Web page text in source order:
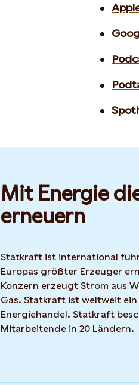
Mit Energie
erneuern
Statkraft ist international
Europas größter Erzeuger
Konzern erzeugt Strom aus
Gas. Statkraft ist weltweit
Energiehandel. Statkraft
Mitarbeitende in 20 Ländern.